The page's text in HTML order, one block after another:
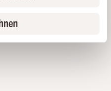
LE SENTIMENT DE